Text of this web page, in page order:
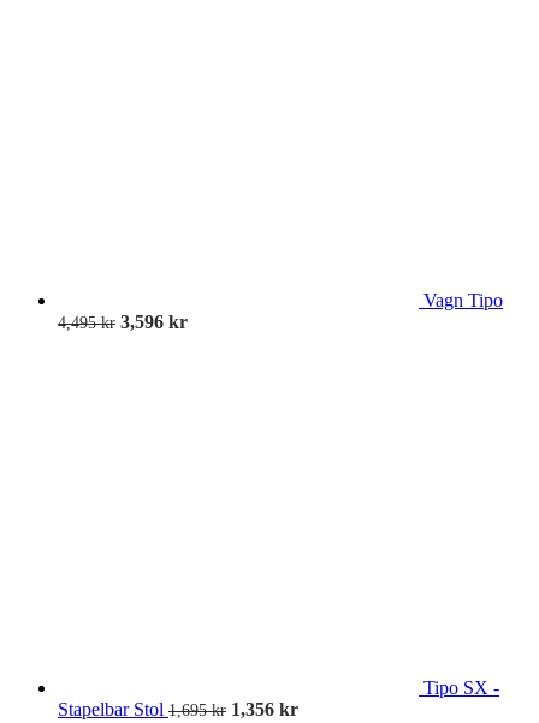
Vagn Tipo
4,495kr 3,596 kr
Tipo SX -
Stapelbar Stol 1,695kr 1,356 kr